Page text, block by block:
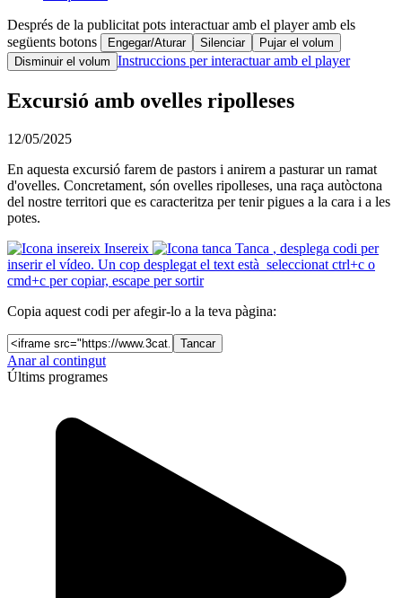
Després de la publicitat pots interactuar amb el player amb els
següents botons
Engegar/Aturar Silenciar
Pujar el volum
Disminuir el volum Instruccions per interactuar amb el player
Excursió amb ovelles ripolleses
12/05/2025
En aquesta excursió farem de pastors i anirem a pasturar un ramat
d'ovelles. Concretament, són ovelles ripolleses, una raça autòctona
del nostre territori que es caracteritza per tenir pigues a la cara i a les
potes.
Insereix
Tanca , desplega codi per
inserir el vídeo. Un cop desplegat el text està seleccionat ctrl+c o
cmd+c per copiar, escape per sortir
Copia aquest codi per afegir-lo a la teva pàgina:
Tancar
Anar al contingut
Últims programes